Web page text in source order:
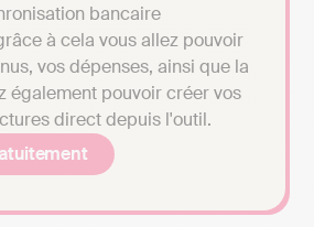
bancaire
à cela vous allez pouvoir
vos dépenses, ainsi que la
également pouvoir créer vos
direct depuis l'outil.